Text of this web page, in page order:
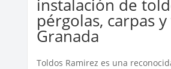
instalación de
pérgolas, carpas
Granada
Toldos Ramirez es una